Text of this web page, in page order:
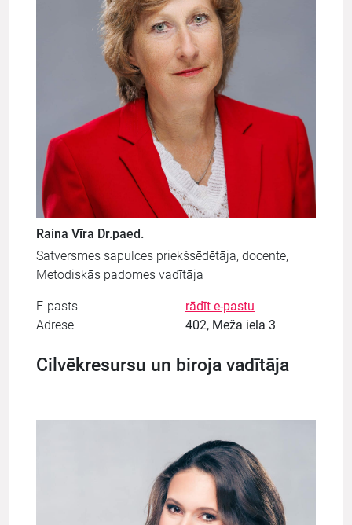
Raina Vīra Dr.paed.
Satversmes sapulces priekšsēdētāja, docente,
Metodiskās padomes vadītāja
E-pasts
rādīt e-pastu
Adrese
402, Meža iela 3
Cilvēkresursu un biroja vadītāja